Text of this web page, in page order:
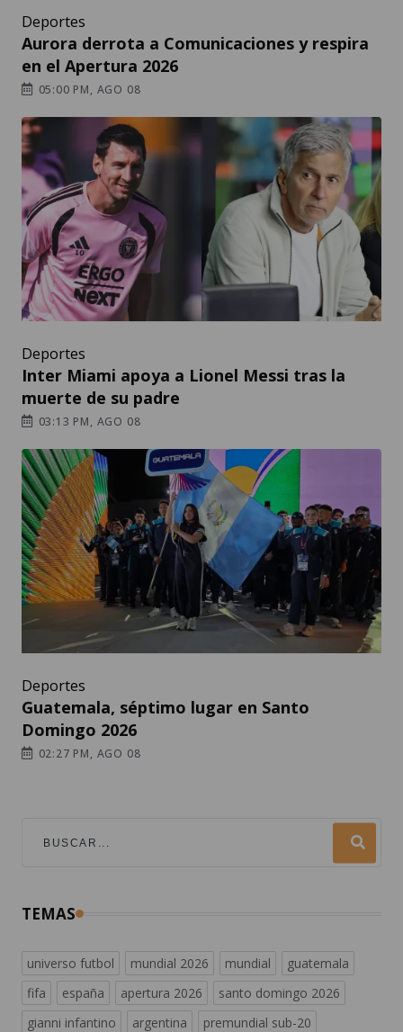
Deportes
Aurora derrota a Comunicaciones y respira
en el Apertura 2026
05:00 PM, AGO 08
Deportes
Inter Miami apoya a Lionel Messi tras la
muerte de su padre
03:13 PM, AGO 08
Deportes
Guatemala, séptimo lugar en Santo
Domingo 2026
02:27 PM, AGO 08
TEMAS
universo futbol mundial 2026 mundial
guatemala
fifa
españa apertura 2026
santo domingo 2026
gianni infantino
argentina premundial sub-20